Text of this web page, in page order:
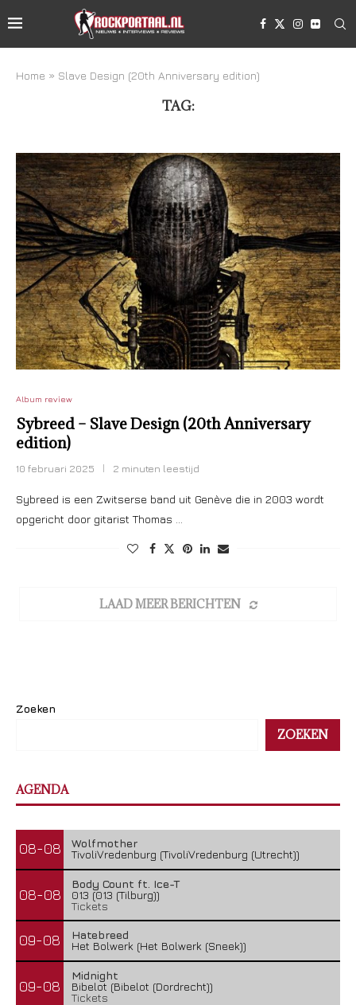
Home » Slave Design (20th Anniversary edition)
TAG:
Album review
Sybreed – Slave Design (20th Anniversary
edition)
10 februari 2025 2 minuten leestijd
Sybreed is een Zwitserse band uit Genève die in 2003 wordt
opgericht door gitarist Thomas …
LAAD MEER BERICHTEN
Zoeken
ZOEKEN
AGENDA
08-08
Wolfmother
TivoliVredenburg (TivoliVredenburg (Utrecht))
08-08
Body Count ft. Ice-T
013 (013 (Tilburg))
Tickets
09-08
Hatebreed
Het Bolwerk (Het Bolwerk (Sneek))
09-08
Midnight
Bibelot (Bibelot (Dordrecht))
Tickets